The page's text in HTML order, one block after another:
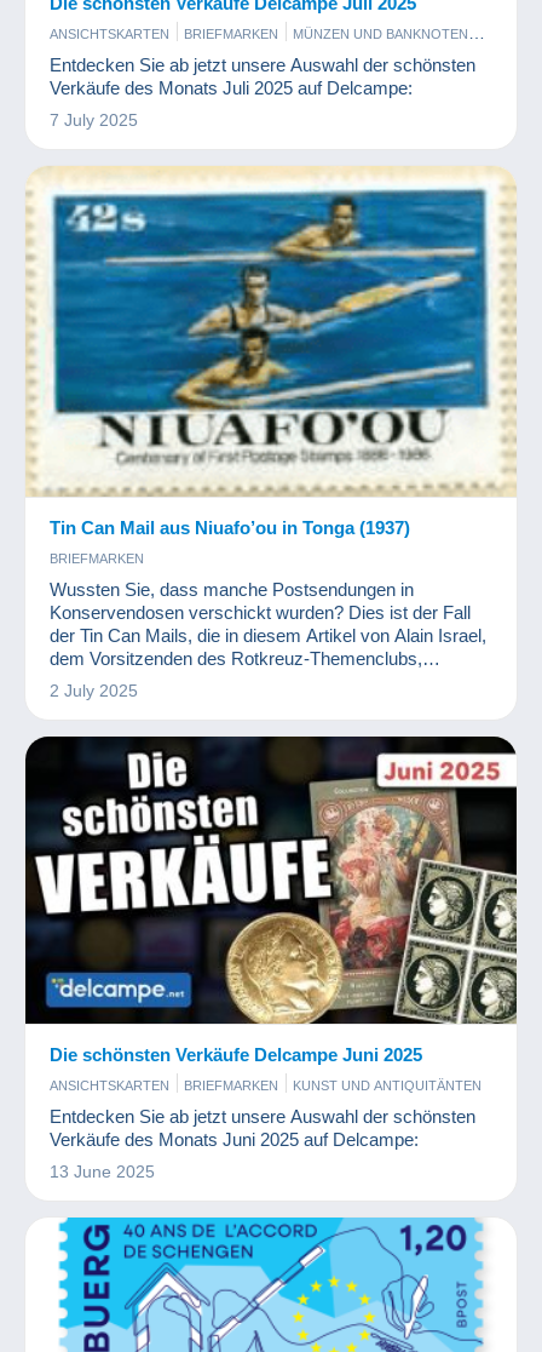
ANSICHTSKARTEN BRIEFMARKEN
MÜNZEN UND BANKNOTEN
PHOTOGRAPHICA
Entdecken Sie ab jetzt unsere Auswahl der schönsten
Verkäufe des Monats Juli 2025 auf Delcampe:
7 July 2025
Tin Can Mail aus Niuafo’ou in Tonga (1937)
BRIEFMARKEN
Wussten Sie, dass manche Postsendungen in
Konservendosen verschickt wurden? Dies ist der Fall
der Tin Can Mails, die in diesem Artikel von Alain Israel,
dem Vorsitzenden des Rotkreuz-Themenclubs,
beschrieben werden.
2 July 2025
Die schönsten Verkäufe Delcampe Juni 2025
ANSICHTSKARTEN BRIEFMARKEN
KUNST UND ANTIQUITÄNTEN
MÜNZEN UND BANKNOTEN
PHOTOGRAPHICA
Entdecken Sie ab jetzt unsere Auswahl der schönsten
Verkäufe des Monats Juni 2025 auf Delcampe:
13 June 2025